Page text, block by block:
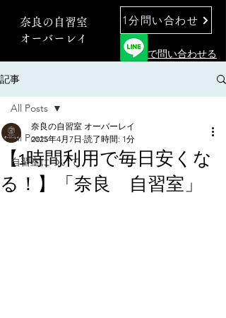
奈良の自習室
オーバーレイ
1分問い合わせ
で問い合わせる
記事
All Posts
自習室について
All Posts
【1時間利用で毎日安くな
る！】「奈良 自習室」
奈良の自習室 オーバーレイ
2025年4月7日 読了時間: 1分